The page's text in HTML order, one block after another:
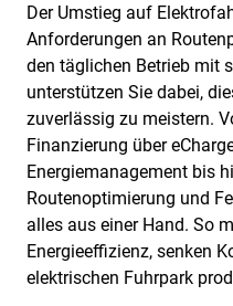
Der Umstieg auf
Anforderungen an
den täglichen Betrieb mit
unterstützen Sie dabei,
zuverlässig zu meistern.
Finanzierung über
Energiemanagement bis
Routenoptimierung und
alles aus einer Hand. So
Energieeffizienz, senken
elektrischen Fuhrpark